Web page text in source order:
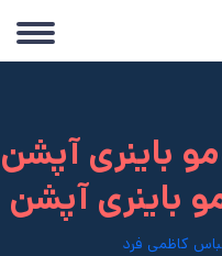
باینری آپشن
باینری آپشن
کاظمی فرد